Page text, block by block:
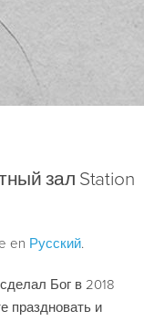
зал Station
en Русский.
Бог в 2018
праздновать и